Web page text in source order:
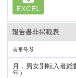
EXCEL
報告書非掲載表
表番号 9
月，男女別転入者
年）